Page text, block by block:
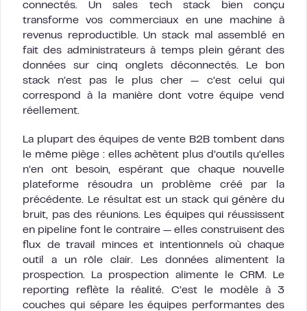
connectés. Un sales tech stack bien conçu
transforme vos commerciaux en une machine à
revenus reproductible. Un stack mal assemblé en
fait des administrateurs à temps plein gérant des
données sur cinq onglets déconnectés. Le bon
stack n’est pas le plus cher — c’est celui qui
correspond à la manière dont votre équipe vend
réellement.
La plupart des équipes de vente B2B tombent dans
le même piège : elles achètent plus d’outils qu’elles
n’en ont besoin, espérant que chaque nouvelle
plateforme résoudra un problème créé par la
précédente. Le résultat est un stack qui génère du
bruit, pas des réunions. Les équipes qui réussissent
en pipeline font le contraire — elles construisent des
flux de travail minces et intentionnels où chaque
outil a un rôle clair. Les données alimentent la
prospection. La prospection alimente le CRM. Le
reporting reflète la réalité. C’est le modèle à 3
couches qui sépare les équipes performantes des